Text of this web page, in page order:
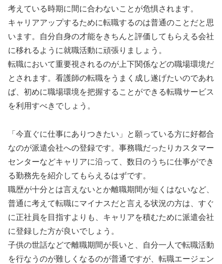
考えている時期に間に合わないことが危惧されます。
キャリアアップするために転職するのは普通のことだと思
います。自分自身の才能をきちんと評価してもらえる会社
に移れるように就職活動に頑張りましょう。
転職において重要視されるのが上下関係などの職場環境だ
とされます。看護師の転職をうまく成し遂げたいのであれ
ば、初めに職場環境を把握することができる転職サービス
を利用すべきでしょう。
「今直ぐに仕事にありつきたい」と願っている方に好都合
なのが派遣会社への登録です。事務職だったりカスタマー
センターなどキャリアに沿って、数日のうちに仕事ができ
る勤務先を紹介してもらえるはずです。
職歴が十分とは言えないとか離職期間が短くはないなど、
普通に考えて転職にマイナスだと言える状況の方は、すぐ
に正社員を目指すよりも、キャリアを積むために派遣会社
に登録した方が良いでしょう。
子供の世話などで離職期間が長いと、自分一人で転職活動
を行なうのが難しくなるのが普通ですが、転職エージェン